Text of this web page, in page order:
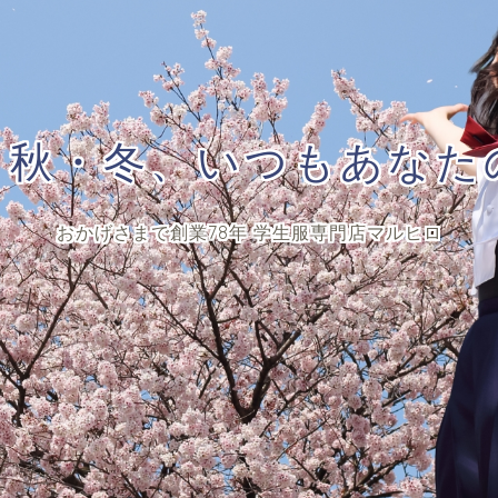
・冬、いつもあな
おかげさまで創業78年 学生服専門店マルヒロ